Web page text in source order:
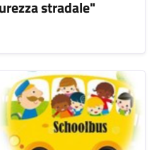
stradale"